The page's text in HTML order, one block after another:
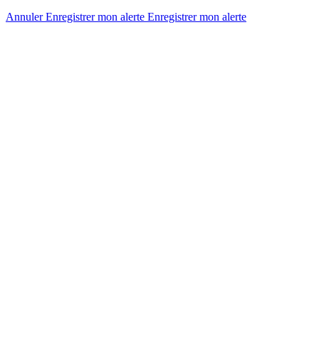
AnnulerEnregistrer mon alerte Enregistrermon alerte